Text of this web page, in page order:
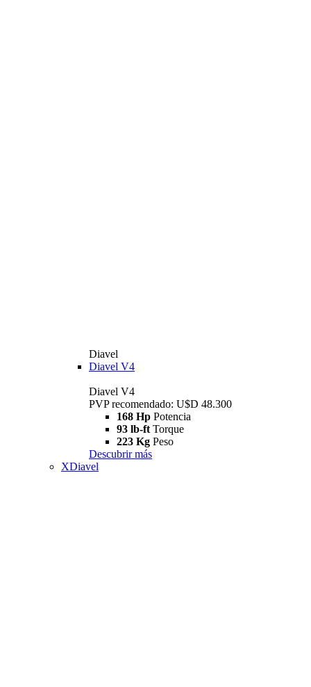
Diavel
Diavel V4
Diavel V4
PVP recomendado: U$D 48.300
168 Hp Potencia
93 lb-ft Torque
223 Kg Peso
Descubrir más
XDiavel